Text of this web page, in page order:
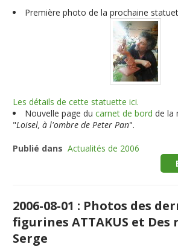
Première photo de la prochaine
Les détails de cette statuette ici.
Nouvelle page ducarnet de bord de la
"Loisel, à l'ombre de Peter Pan".
Publié dans Actualités de 2006
2006-08-01 : Photos des
figurines ATTAKUS et Des
Serge